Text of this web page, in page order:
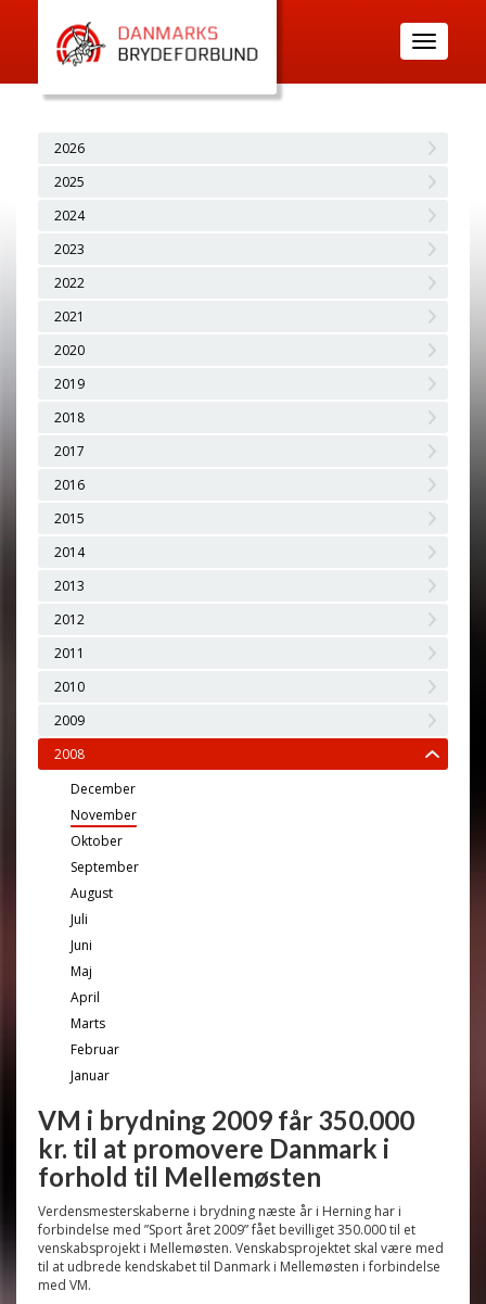
Toggle
navigation
2026
2025
2024
2023
2022
2021
2020
2019
2018
2017
2016
2015
2014
2013
2012
2011
2010
2009
2008
December
November
Oktober
September
August
Juli
Juni
Maj
April
Marts
Februar
Januar
VM i brydning 2009 får 350.000
kr. til at promovere Danmark i
forhold til Mellemøsten
Verdensmesterskaberne i brydning næste år i Herning har i
forbindelse med ”Sport året 2009” fået bevilliget 350.000 til et
venskabsprojekt i Mellemøsten. Venskabsprojektet skal være med
til at udbrede kendskabet til Danmark i Mellemøsten i forbindelse
med VM.